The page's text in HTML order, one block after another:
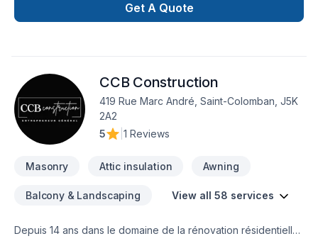
construction neuve, agrandissement, restauration d’un vieux
bâtiment, entretien général, expertise, sécurisation de
Get A Quote
CCB Construction
419 Rue Marc André, Saint-Colomban, J5K
2A2
5
1 Reviews
Masonry Attic insulation Awning
Balcony & Landscaping View all 58 services
Depuis 14 ans dans le domaine de la rénovation résidentielle,